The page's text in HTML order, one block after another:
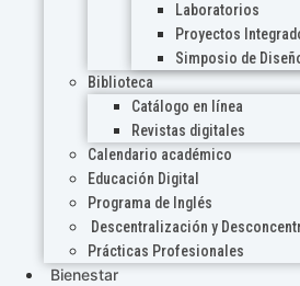
Laboratorios
Proyectos
Simposio de
Biblioteca
Catálogo en línea
Revistas digitales
Calendario académico
Educación Digital
Programa de Inglés
Descentralización y
Prácticas Profesionales
Bienestar